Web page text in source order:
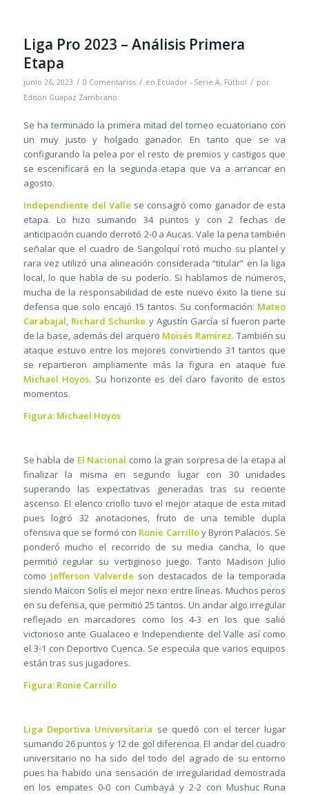
Liga Pro 2023 – Análisis Primera
Etapa
junio 26, 2023 / 0 Comentarios / en Ecuador - Serie A, Fútbol / por
Edison Guapaz Zambrano
Se ha terminado la primera mitad del torneo ecuatoriano con
un muy justo y holgado ganador. En tanto que se va
configurando la pelea por el resto de premios y castigos que
se escenificará en la segunda etapa que va a arrancar en
agosto.
Independiente del Valle se consagró como ganador de esta
etapa. Lo hizo sumando 34 puntos y con 2 fechas de
anticipación cuando derrotó 2-0 a Aucas. Vale la pena también
señalar que el cuadro de Sangolquí rotó mucho su plantel y
rara vez utilizó una alineación considerada “titular” en la liga
local, lo que habla de su poderío. Si hablamos de números,
mucha de la responsabilidad de este nuevo éxito la tiene su
defensa que solo encajó 15 tantos. Su conformación: Mateo
Carabajal, Richard Schunke y Agustín García sí fueron parte
de la base, además del arquero Moisés Ramírez. También su
ataque estuvo entre los mejores convirtiendo 31 tantos que
se repartieron ampliamente más la figura en ataque fue
Michael Hoyos. Su horizonte es del claro favorito de estos
momentos.
Figura: Michael Hoyos
Se habla de El Nacional como la gran sorpresa de la etapa al
finalizar la misma en segundo lugar con 30 unidades
superando las expectativas generadas tras su reciente
ascenso. El elenco criollo tuvo el mejor ataque de esta mitad
pues logró 32 anotaciones, fruto de una temible dupla
ofensiva que se formó con Ronie Carrilloy Byron Palacios. Se
ponderó mucho el recorrido de su media cancha, lo que
permitió regular su vertiginoso juego. Tanto Madison Julio
como Jefferson Valverde son destacados de la temporada
siendo Maicon Solís el mejor nexo entre líneas. Muchos peros
en su defensa, que permitió 25 tantos. Un andar algo irregular
reflejado en marcadores como los 4-3 en los que salió
victorioso ante Gualaceo e Independiente del Valle así como
el 3-1 con Deportivo Cuenca. Se especula que varios equipos
están tras sus jugadores.
Figura: Ronie Carrillo
Liga Deportiva Universitaria se quedó con el tercer lugar
sumando 26 puntos y 12 de gol diferencia. El andar del cuadro
universitario no ha sido del todo del agrado de su entorno
pues ha habido una sensación de irregularidad demostrada
en los empates 0-0 con Cumbayá y 2-2 con Mushuc Runa